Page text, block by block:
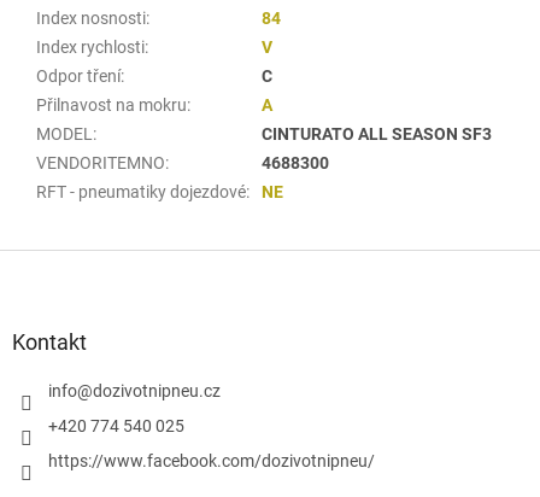
Index nosnosti:
84
Index rychlosti:
V
Odpor tření:
C
Přilnavost na mokru:
A
MODEL :
CINTURATO ALL SEASON SF3
VENDORITEMNO:
4688300
RFT - pneumatiky dojezdové: NE
Kontakt
info@dozivotnipneu.cz
+420 774 540 025
https://www.facebook.com/dozivotnipneu/